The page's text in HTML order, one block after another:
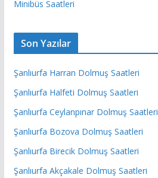
Minibüs Saatleri
Son Yazılar
Şanlıurfa Harran Dolmuş Saatleri
Şanlıurfa Halfeti Dolmuş Saatleri
Şanlıurfa Ceylanpınar Dolmuş Saatleri
Şanlıurfa Bozova Dolmuş Saatleri
Şanlıurfa Birecik Dolmuş Saatleri
Şanlıurfa Akçakale Dolmuş Saatleri